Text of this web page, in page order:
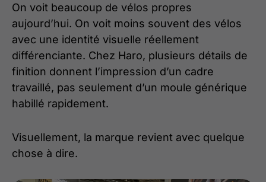
On voit beaucoup de vélos propres
aujourd’hui. On voit moins souvent des vélos
avec une identité visuelle réellement
différenciante. Chez Haro, plusieurs détails de
finition donnent l’impression d’un cadre
travaillé, pas seulement d’un moule générique
habillé rapidement.
Visuellement, la marque revient avec quelque
chose à dire.